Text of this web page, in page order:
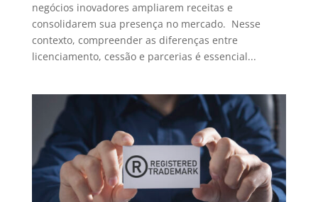
negócios inovadores ampliarem receitas e
consolidarem sua presença no mercado. Nesse
contexto, compreender as diferenças entre
licenciamento, cessão e parcerias é essencial...